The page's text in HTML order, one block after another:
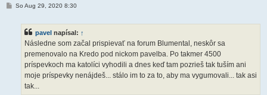
PSo Aug 29, 2020 8:30
pavel napísal: ↑
Následne som začal prispievať na forum Blumental, neskôr sa
premenovalo na Kredo pod nickom pavelba. Po takmer 4500
príspevkoch ma katolíci vyhodili a dnes keď tam pozrieš tak tuším ani
moje príspevky nenájdeš... stálo im to za to, aby ma vygumovali... tak asi
tak...